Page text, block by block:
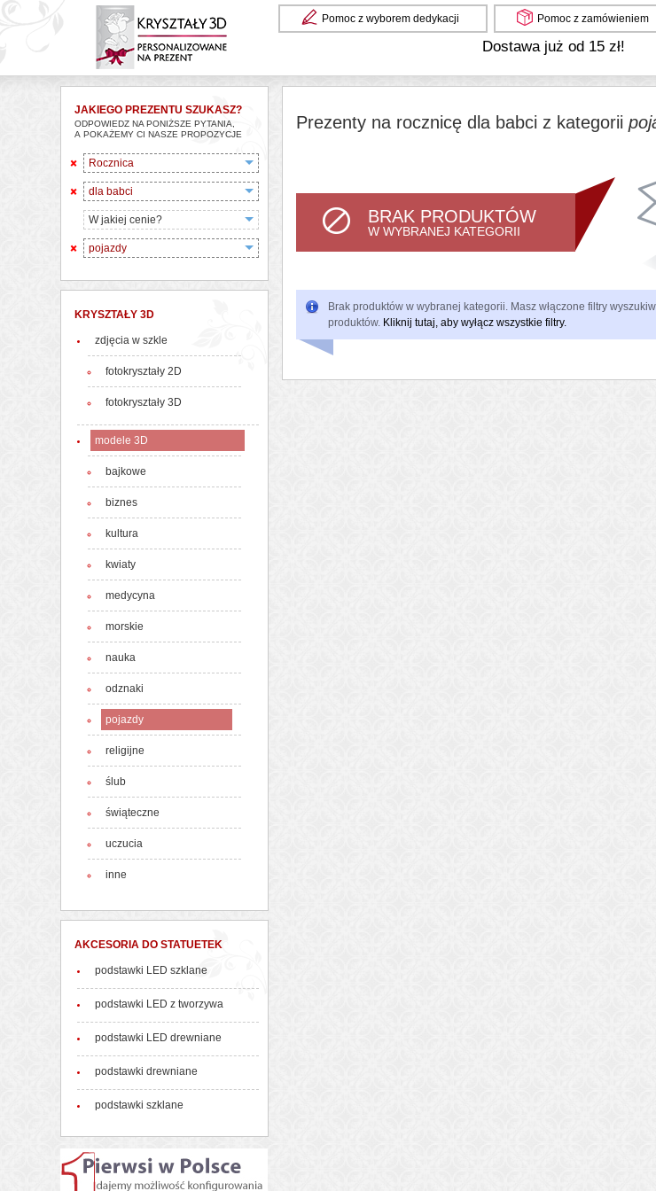
Pomoc z wyborem dedykacji Pomoc z zamówieniem
Dostawa już od 15 zł!
JAKIEGO PREZENTU SZUKASZ?
ODPOWIEDZ NA PONIŻSZE PYTANIA,
A POKAŻEMY CI NASZE PROPOZYCJE
Rocznica
dla babci
W jakiej cenie?
pojazdy
KRYSZTAŁY 3D
zdjęcia w szkle
fotokryształy 2D
fotokryształy 3D
modele 3D
bajkowe
biznes
kultura
kwiaty
medycyna
morskie
nauka
odznaki
pojazdy
religijne
ślub
świąteczne
uczucia
inne
AKCESORIA DO STATUETEK
podstawki LED szklane
podstawki LED z tworzywa
podstawki LED drewniane
podstawki drewniane
podstawki szklane
Prezenty na rocznicę dla babci z kategorii
BRAK PRODUKTÓW
W WYBRANEJ KATEGORII
Brak produktów w wybranej kategorii. Masz włączone filtry
produktów. Kliknij tutaj, aby wyłącz wszystkie filtry.